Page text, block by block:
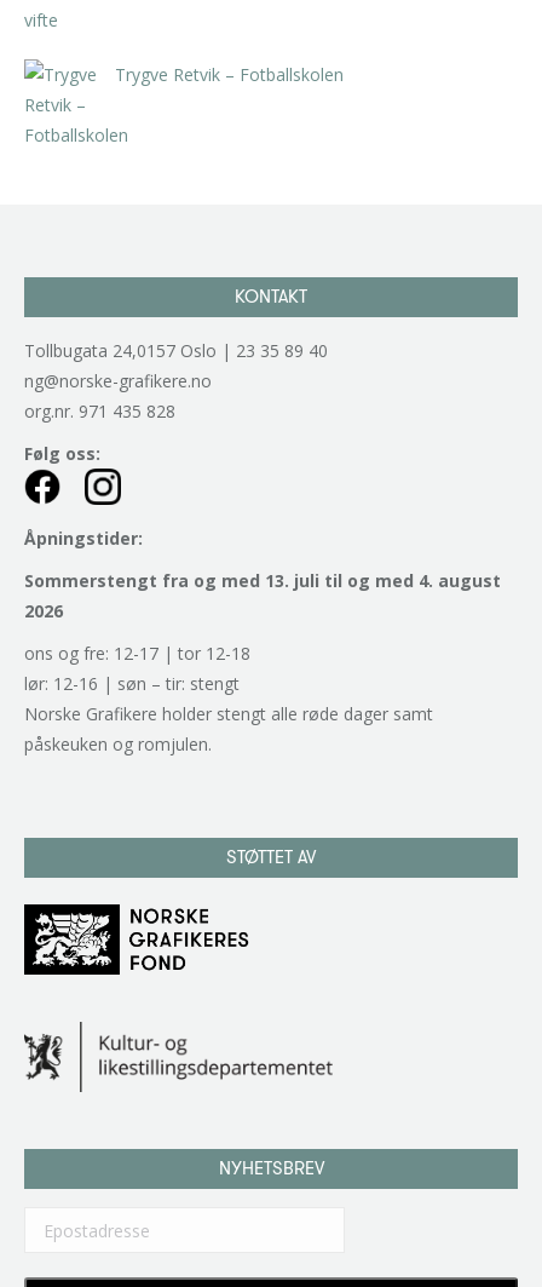
Trygve Retvik – Fotballskolen
KONTAKT
Tollbugata 24,0157 Oslo | 23 35 89 40
ng@norske-grafikere.no
org.nr. 971 435 828
Følg oss:
Åpningstider:
Sommerstengt fra og med 13. juli til og med 4. august
2026
ons og fre: 12-17 | tor 12-18
lør: 12-16 | søn – tir: stengt
Norske Grafikere holder stengt alle røde dager samt
påskeuken og romjulen.
STØTTET AV
NYHETSBREV